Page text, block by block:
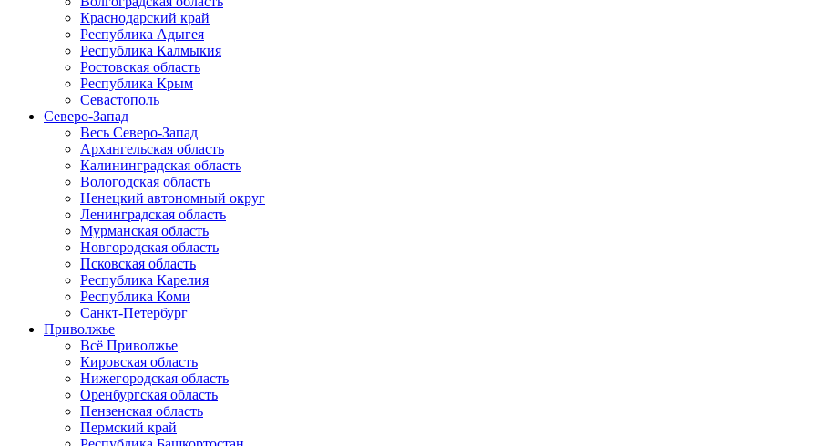
Краснодарский край
Республика Адыгея
Республика Калмыкия
Ростовская область
Республика Крым
Севастополь
Северо-Запад
Весь Северо-Запад
Архангельская область
Калининградская область
Вологодская область
Ненецкий автономный округ
Ленинградская область
Мурманская область
Новгородская область
Псковская область
Республика Карелия
Республика Коми
Санкт-Петербург
Приволжье
Всё Приволжье
Кировская область
Нижегородская область
Оренбургская область
Пензенская область
Пермский край